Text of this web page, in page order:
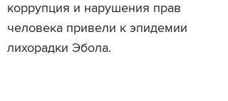
коррупция и нарушения прав
человека привели к эпидемии
лихорадки Эбола.